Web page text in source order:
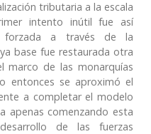
tributaria a la escala
intento inútil fue así
forzada a través de la
base fue restaurada otra
marco de las monarquías
entonces se aproximó el
a completar el modelo
apenas comenzando esta
de las fuerzas